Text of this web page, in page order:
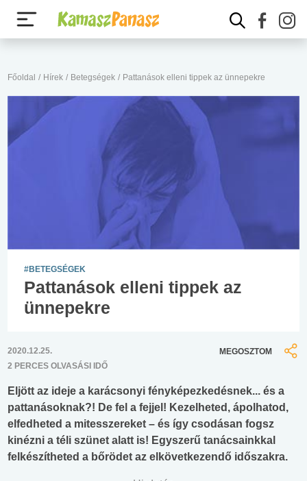
Főoldal / Hírek / Betegségek / Pattanások elleni tippek az ünnepekre
#BETEGSÉGEK
Pattanások elleni tippek az
ünnepekre
2020.12.25.
2 PERCES OLVASÁSI IDŐ
MEGOSZTOM
Eljött az ideje a karácsonyi fényképezkedésnek... és a
pattanásoknak?! De fel a fejjel! Kezelheted, ápolhatod,
elfedheted a mitesszereket – és így csodásan fogsz
kinézni a téli szünet alatt is! Egyszerű tanácsainkkal
felkészítheted a bőrödet az elkövetkezendő időszakra.